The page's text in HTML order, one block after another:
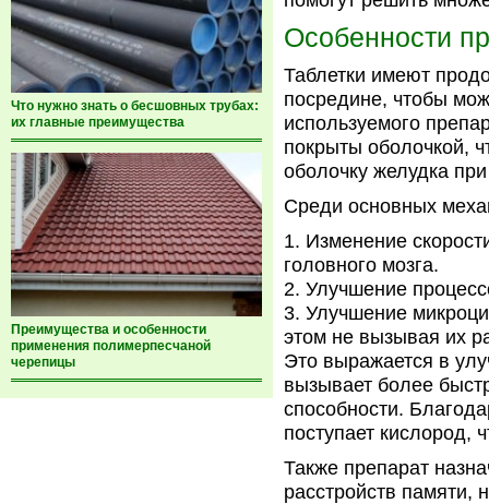
Что нужно знать о бесшовных трубах:
их главные преимущества
Преимущества и особенности
применения полимерпесчаной
черепицы
Особенности
Таблетки имеют
посредине, чтобы
используемого
покрыты оболочкой,
оболочку желудка
Среди основных
Изменение
головного мозга.
Улучшение
Улучшение
этом не вызывая их
Это выражается в
вызывает более
способности.
поступает кислород,
Также препарат
расстройств памяти,